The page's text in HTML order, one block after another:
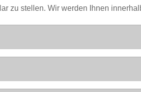
zu stellen. Wir werden Ihnen